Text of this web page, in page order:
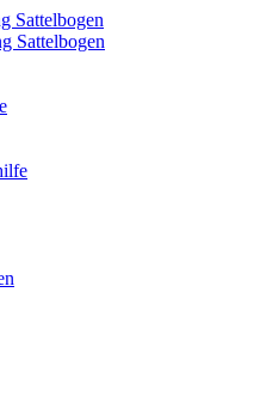
Sattelbogen
Sattelbogen